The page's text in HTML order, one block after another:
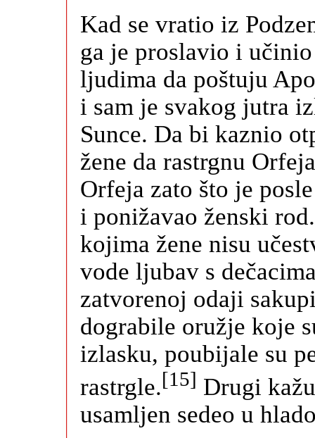
Kad se vratio iz
ga je proslavio i
ljudima da poštuju
i sam je svakog jutra
Sunce. Da bi kaznio
žene da rastrgnu
Orfeja zato što je
i ponižavao ženski
kojima žene nisu
vode ljubav s
zatvorenoj odaji
dograbile oružje koje
izlasku, poubijale su
rastrgle.[15] Drugi
usamljen sedeo u